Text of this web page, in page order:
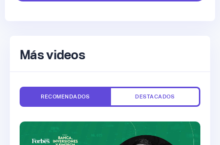
Más videos
RECOMENDADOS DESTACADOS